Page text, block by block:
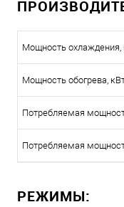
Мощность охлаждения,
Мощность обогрева,
Потребляемая
Потребляемая
РЕЖИМЫ: